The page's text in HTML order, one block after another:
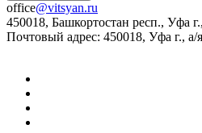
office@vitsyan.ru
450018, Башкортостан респ., Уфа
Почтовый адрес: 450018, Уфа г., а/